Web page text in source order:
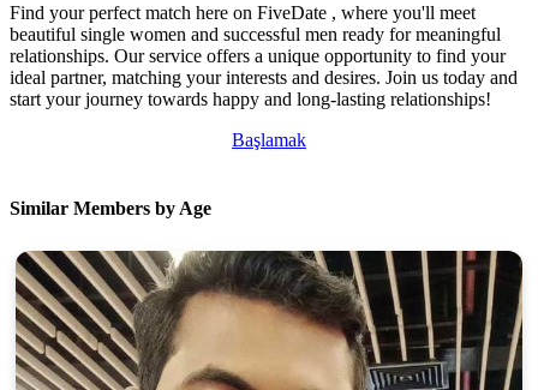
Find your perfect match here on FiveDate , where you'll meet
beautiful single women and successful men ready for meaningful
relationships. Our service offers a unique opportunity to find your
ideal partner, matching your interests and desires. Join us today and
start your journey towards happy and long-lasting relationships!
Başlamak
Similar Members by Age